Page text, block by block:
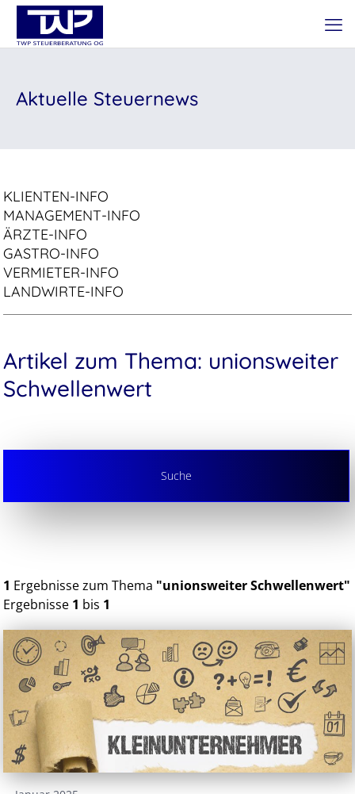
Aktuelle Steuernews
KLIENTEN-INFO
MANAGEMENT-INFO
ÄRZTE-INFO
GASTRO-INFO
VERMIETER-INFO
LANDWIRTE-INFO
Artikel zum Thema: unionsweiter
Schwellenwert
Suche
1 Ergebnisse zum Thema "unionsweiter Schwellenwert"
Ergebnisse 1 bis 1